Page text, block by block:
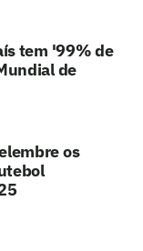
tem '99% de
de
os